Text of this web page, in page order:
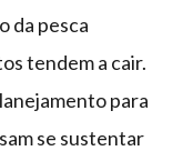
da pesca
tendem a cair.
para
se sustentar